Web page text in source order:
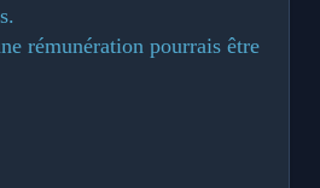
rémunération pourrais être